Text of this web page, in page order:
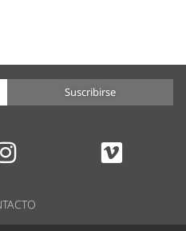
Suscribirse